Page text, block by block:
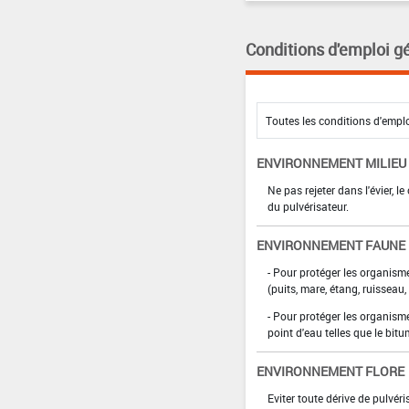
Conditions d'emploi
ENVIRONNEMENT MILIEU
Ne pas rejeter dans l'évier,
du pulvérisateur.
ENVIRONNEMENT FAUNE
- Pour protéger les
(puits, mare, étang, ruisseau,
- Pour protéger les
point d'eau telles que le
ENVIRONNEMENT FLORE
Eviter toute dérive de